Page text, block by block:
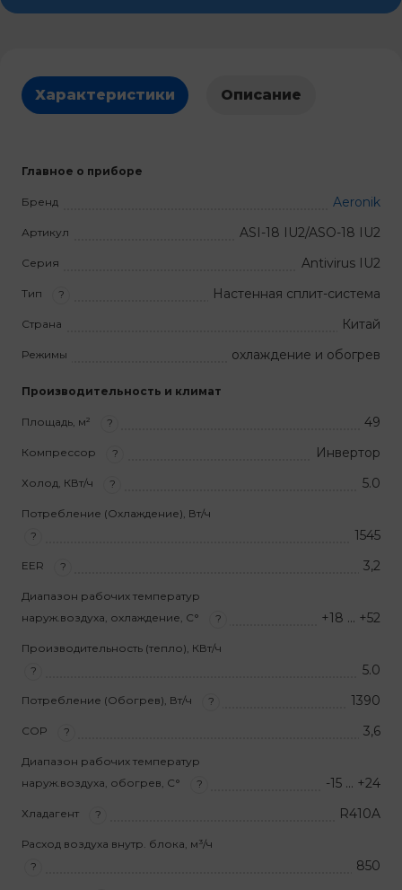
Характеристики Описание
Главное о приборе
Бренд Aeronik
Артикул ASI-18 IU2/ASO-18 IU2
Серия Antivirus IU2
Тип ? Настенная сплит-система
Страна Китай
Режимы охлаждение и обогрев
Производительность и климат
Площадь, м² ? 49
Компрессор ? Инвертор
Холод, КВт/ч ? 5.0
Потребление (Охлаждение), Вт/ч
?
1545
EER ? 3,2
Диапазон рабочих температур
наруж.воздуха, охлаждение, С°
? +18 … +52
Производительность (тепло), КВт/ч
?
5.0
Потребление (Обогрев), Вт/ч ? 1390
COP ? 3,6
Диапазон рабочих температур
наруж.воздуха, обогрев, С°
? -15 … +24
Хладагент ? R410A
Расход воздуха внутр. блока, м³/ч
?
850